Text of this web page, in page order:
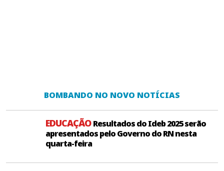
BOMBANDO NO NOVO NOTÍCIAS
EDUCAÇÃOResultados do Ideb 2025 serão
apresentados pelo Governo do RN nesta
quarta-feira